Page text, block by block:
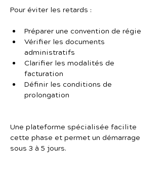
Pour éviter les retards :
Préparer une convention de régie
Vérifier les documents
administratifs
Clarifier les modalités de
facturation
Définir les conditions de
prolongation
Une plateforme spécialisée facilite
cette phase et permet un démarrage
sous 3 à 5 jours.